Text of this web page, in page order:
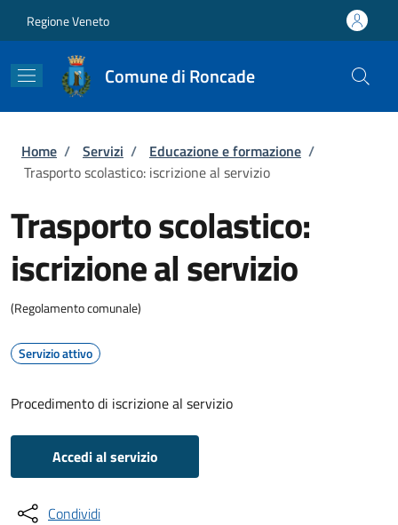
Regione Veneto
Comune di Roncade
Briciole di pane
Home / Servizi / Educazione e formazione /
Trasporto scolastico: iscrizione al servizio
Trasporto scolastico:
iscrizione al servizio
(Regolamento comunale)
Servizio attivo
Procedimento di iscrizione al servizio
Accedi al servizio
Condividi